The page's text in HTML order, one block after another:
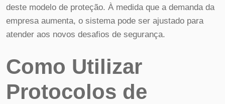
deste modelo de proteção. À medida que a demanda da
empresa aumenta, o sistema pode ser ajustado para
atender aos novos desafios de segurança.
Como Utilizar
Protocolos de